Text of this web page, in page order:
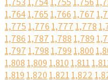
1,7641,7651,7661,767
1,7751,7761,7771,778
1,7861,7871,7881,789
1,7971,7981,7991,800
1,8081,8091,8101,811
1,8191,8201,8211,822